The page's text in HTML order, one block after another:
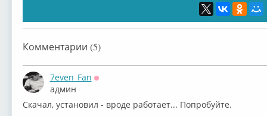
Комментарии (5)
7even_Fan
админ
Скачал, установил - вроде работает... Попробуйте.